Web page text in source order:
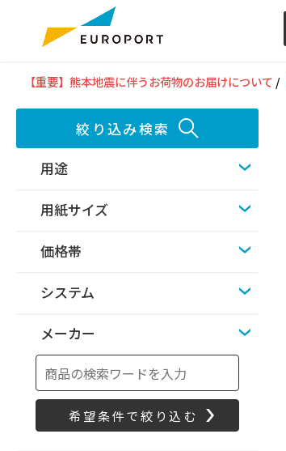
【重要】熊本地震に伴うお荷物のお届けについて /
絞り込み検索
用途
用紙サイズ
価格帯
システム
メーカー